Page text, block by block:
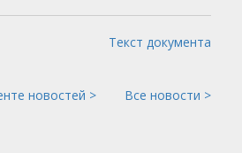
Текст документа
новостей > Все новости >